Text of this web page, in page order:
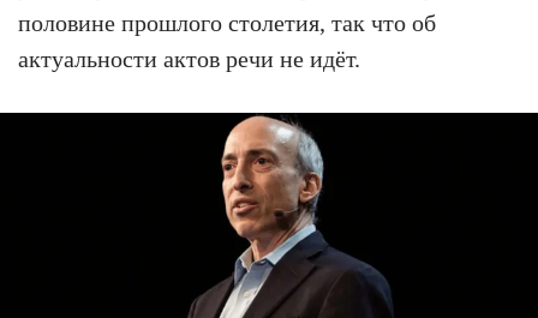
половине прошлого столетия, так что об
актуальности актов речи не идёт.